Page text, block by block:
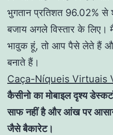
भुगतान प्रतिशत 96.02% से
बजाय अगले विस्तार के लिए।
भावुक हूं, तो आप पैसे लेते हैं
बनाते हैं।
Caça-Níqueis Virtuais
कैसीनो का मोबाइल दृश्य
साफ नहीं है और आंख पर
जैसे बैकारेट।